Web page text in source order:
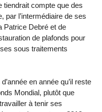
tiendrait compte que des
par l’intermédiaire de ses
Patrice Debré et de
de plafonds pour
sous traitements
en année qu’il reste
Mondial, plutôt que
à tenir ses